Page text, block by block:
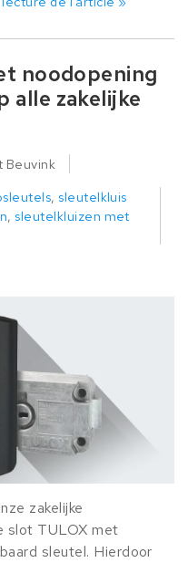
noodopening
alle zakelijke
Beuvink
, sleutelkluis
, sleutelkluizen met
zakelijke
slot TULOX met
sleutel. Hierdoor